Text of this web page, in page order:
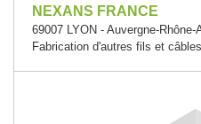
NEXANS FRANCE
69007 LYON - Auvergne-Rhône-
Fabrication d'autres fils et